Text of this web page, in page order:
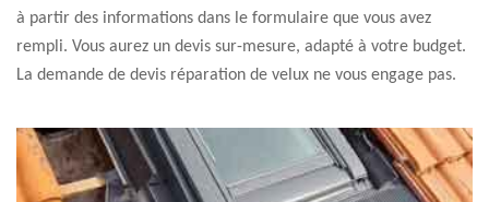
à partir des informations dans le formulaire que vous avez
rempli. Vous aurez un devis sur-mesure, adapté à votre budget.
La demande de devis réparation de velux ne vous engage pas.